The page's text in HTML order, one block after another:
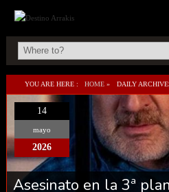
YOU ARE HERE : HOME » DAILY
14
mayo
2026
Asesinato en la 3ª